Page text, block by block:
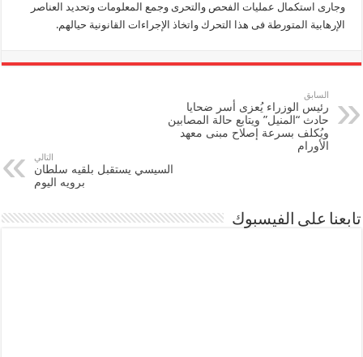
وجارى استكمال عمليات الفحص والتحرى وجمع المعلومات وتحديد العناصر
الإرهابية المتورطة فى هذا التحرك واتخاذ الإجراءات القانونية حيالهم.
السابق
رئيس الوزراء يُعزى أسر ضحايا
حادث “المنيل” ويتابع حالة المصابين
ويُكلف بسرعة إصلاح مبنى معهد
الأورام
التالي
السيسي يستقبل بلقيه سلطان
برويه اليوم
تابعنا على الفيسبوك